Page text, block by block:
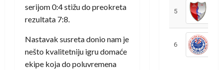
serijom 0:4 stižu do preokreta
rezultata 7:8.
Nastavak susreta donio nam je
nešto kvalitetniju igru domaće
ekipe koja do poluvremena
5
6